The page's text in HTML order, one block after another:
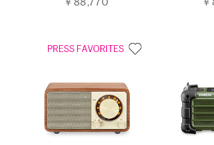
￥88,770